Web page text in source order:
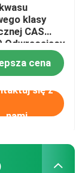
klasy
CAS
Odwracający
cena
się z
nami